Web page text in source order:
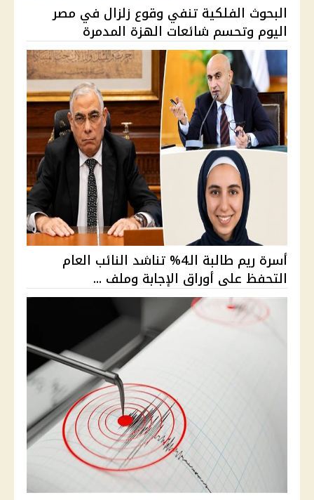
البحوث الفلكية تنفي وقوع زلزال في مصر
اليوم وتحسم شائعات الهزة المدمرة
أسرة ريم طالبة الـ4% تناشد النائب العام
التحفظ على أوراق الإجابة وملف ...